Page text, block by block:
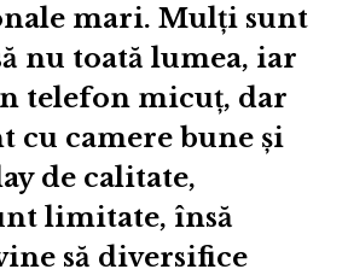
mari. Mulți sunt
nu toată lumea, iar
telefon micuț, dar
cu camere bune și
de calitate,
limitate, însă
să diversifice